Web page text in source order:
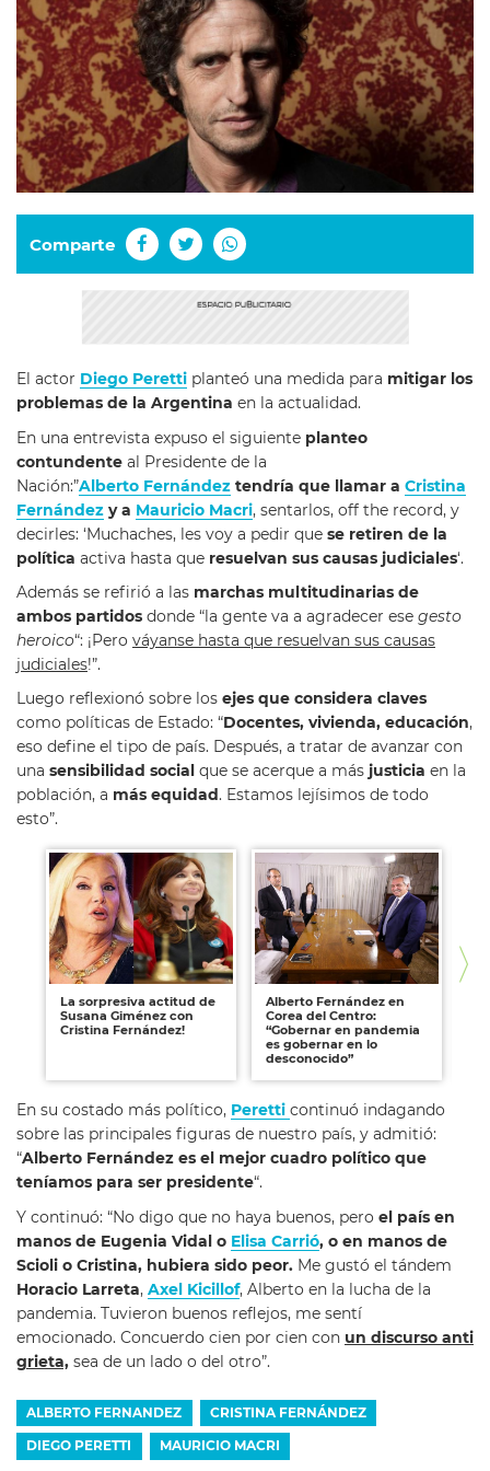
Comparte
El actor Diego Peretti planteó una medida para mitigar los
problemas de la Argentina en la actualidad.
En una entrevista expuso el siguiente planteo
contundente al Presidente de la
Nación:”Alberto Fernández tendría que llamar a Cristina
Fernández y a Mauricio Macri, sentarlos, off the record, y
decirles: ‘Muchaches, les voy a pedir que se retiren de la
política activa hasta que resuelvan sus causas judiciales‘.
Además se refirió a las marchas multitudinarias de
ambos partidos donde “la gente va a agradecer ese gesto
heroico“: ¡Pero váyanse hasta que resuelvan sus causas
judiciales!”.
Luego reflexionó sobre los ejes que considera claves
como políticas de Estado: “Docentes, vivienda, educación,
eso define el tipo de país. Después, a tratar de avanzar con
una sensibilidad social que se acerque a más justicia en la
población, a más equidad. Estamos lejísimos de todo
esto”.
La sorpresiva actitud de
Susana Giménez con
Cristina Fernández!
Alberto Fernández en
Corea del Centro:
“Gobernar en pandemia
es gobernar en lo
desconocido”
En su costado más político, Peretti continuó indagando
sobre las principales figuras de nuestro país, y admitió:
“Alberto Fernández es el mejor cuadro político que
teníamos para ser presidente“.
Y continuó: “No digo que no haya buenos, pero el país en
manos de Eugenia Vidal o Elisa Carrió, o en manos de
Scioli o Cristina, hubiera sido peor. Me gustó el tándem
Horacio Larreta, Axel Kicillof, Alberto en la lucha de la
pandemia. Tuvieron buenos reflejos, me sentí
emocionado. Concuerdo cien por cien con un discurso anti
grieta, sea de un lado o del otro”.
ALBERTO FERNANDEZ CRISTINA FERNÁNDEZ
DIEGO PERETTI MAURICIO MACRI